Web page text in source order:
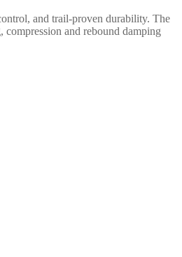
and trail-proven durability. The
and rebound damping